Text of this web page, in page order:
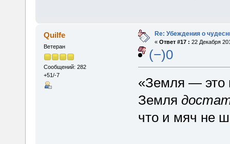
Quilfe
Ветеран
Сообщений: 282
+51/-7
Re: Убеждения о
« Ответ #17 : 22 Декабря
(−)0
«Земля — это
Земля
что и мяч не